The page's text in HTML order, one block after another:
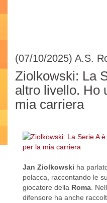
(07/10/2025) A.S.
Ziolkowski: La
altro livello. Ho
mia carriera
Jan Ziolkowski ha
polacca, raccontando le
giocatore della Roma.
difensore ha anche